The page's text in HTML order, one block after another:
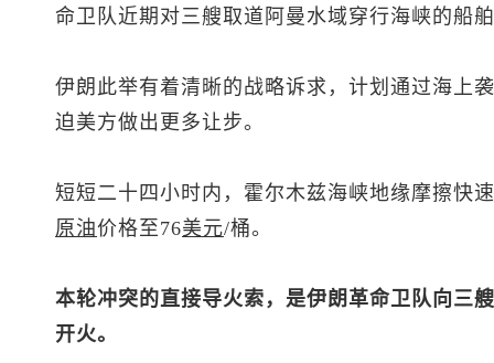
命卫队近期对三艘取道阿曼水域穿行海峡的船
伊朗此举有着清晰的战略诉求，计划通过海上
迫美方做出更多让步。
短短二十四小时内，霍尔木兹海峡地缘摩擦快
原油价格至76美元/桶。
本轮冲突的直接导火索，是伊朗革命卫队向三
开火。